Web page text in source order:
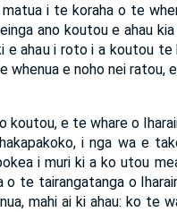
i te koraha o te
ano koutou e ahau
e ahau i roto i a koutou te
whenua e noho nei ratou,
koutou, e te whare o
i nga wa e
i muri ki a ko utou
o te tairangatanga o
mahi ai ki ahau: ko te